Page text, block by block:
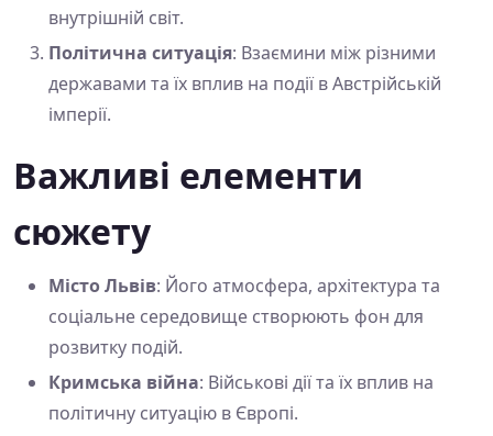
внутрішній світ.
Політична ситуація: Взаємини між різними
державами та їх вплив на події в Австрійській
імперії.
Важливі елементи
сюжету
Місто Львів: Його атмосфера, архітектура та
соціальне середовище створюють фон для
розвитку подій.
Кримська війна: Військові дії та їх вплив на
політичну ситуацію в Європі.